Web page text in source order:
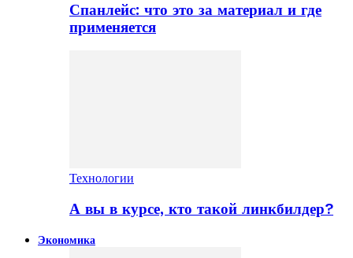
Спанлейс: что это за материал и где
применяется
Технологии
А вы в курсе, кто такой линкбилдер?
Экономика